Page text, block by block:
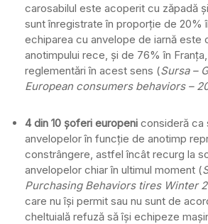
carosabilul este acoperit cu zăpadă
sunt înregistrate în proporție de 20%
echiparea cu anvelope de iarnă este
anotimpului rece, și de 76% în
reglementări în acest sens (Sursa –
European consumers behaviors –
4 din 10 șoferi europeni consideră ca
anvelopelor în funcție de anotimp
constrângere, astfel încât recurg la
anvelopelor chiar în ultimul moment (
Purchasing Behaviors tires Winter
care nu își permit sau nu sunt de
cheltuială refuză să își echipeze